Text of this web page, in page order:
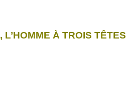
, L’HOMME À TROIS TÊTES